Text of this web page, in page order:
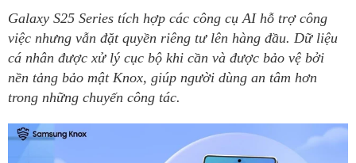
Galaxy S25 Series tích hợp các công cụ AI hỗ trợ công
việc nhưng vẫn đặt quyền riêng tư lên hàng đầu. Dữ liệu
cá nhân được xử lý cục bộ khi cần và được bảo vệ bởi
nền tảng bảo mật Knox, giúp người dùng an tâm hơn
trong những chuyến công tác.